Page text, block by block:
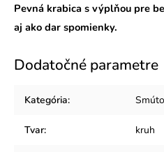
Pevná krabica s výplňou pre
aj ako dar spomienky.
Dodatočné parametre
Kategória:
Tvar: kruh